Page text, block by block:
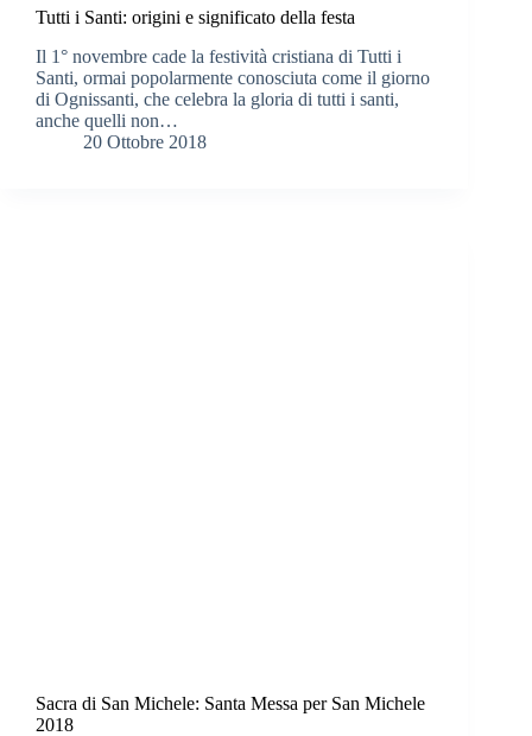
Tutti i Santi: origini e significato della festa
Il 1° novembre cade la festività cristiana di Tutti i
Santi, ormai popolarmente conosciuta come il giorno
di Ognissanti, che celebra la gloria di tutti i santi,
anche quelli non…
20 Ottobre 2018
Sacra di San Michele: Santa Messa per San Michele
2018